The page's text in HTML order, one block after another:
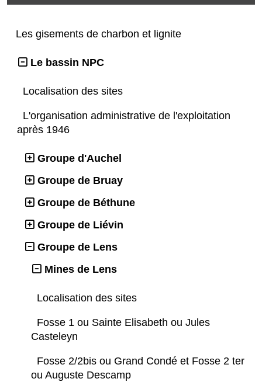
Les gisements de charbon et lignite
Le bassin NPC
Localisation des sites
L'organisation administrative de l'exploitation
après 1946
Groupe d'Auchel
Groupe de Bruay
Groupe de Béthune
Groupe de Liévin
Groupe de Lens
Mines de Lens
Localisation des sites
Fosse 1 ou Sainte Elisabeth ou Jules
Casteleyn
Fosse 2/2bis ou Grand Condé et Fosse 2 ter
ou Auguste Descamp